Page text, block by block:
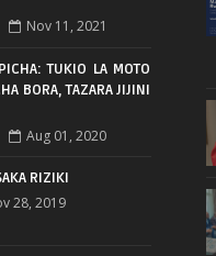
Nov 11, 2021
TUKIO LA MOTO
BORA, TAZARA JIJINI
Aug 01, 2020
RIZIKI
28, 2019